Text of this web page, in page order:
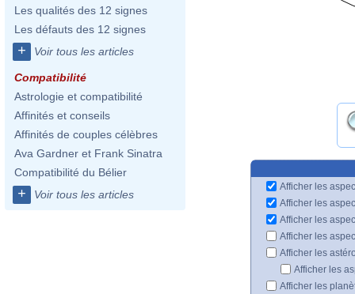
Les qualités des 12 signes
Les défauts des 12 signes
+ Voir tous les articles
Compatibilité
Astrologie et compatibilité
Affinités et conseils
Affinités de couples célèbres
Ava Gardner et Frank Sinatra
Compatibilité du Bélier
+ Voir tous les articles
Afficher les
Afficher les
Afficher les
Afficher les
Afficher les
Afficher les
Afficher les